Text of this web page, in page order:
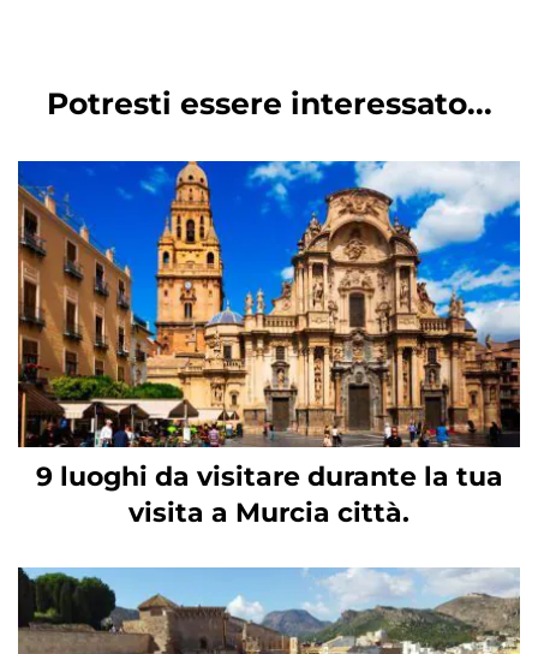
Potresti essere interessato...
9 luoghi da visitare durante la tua
visita a Murcia città.